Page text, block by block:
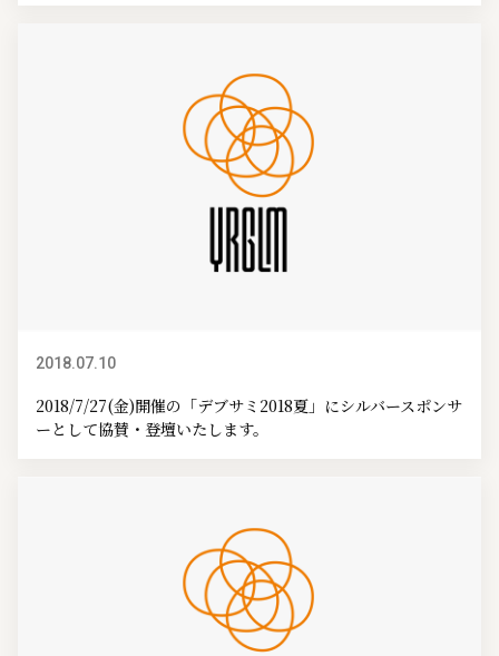
2018.07.10
2018/7/27(金)開催の「デブサミ2018夏」にシルバースポンサ
ーとして協賛・登壇いたします。